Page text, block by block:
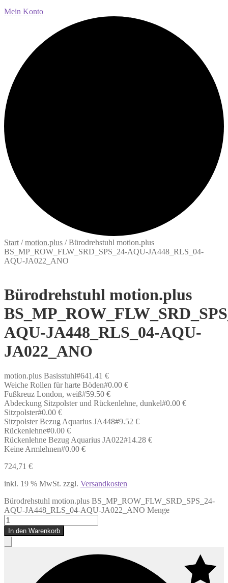
Mein Konto
Start /motion.plus /Bürodrehstuhl motion.plus
BS_MP_ROW_FLW_SRD_SPS_24-AQU-JA448_RLS_04-
AQU-JA022_ANO
Bürodrehstuhl motion.plus
AQU-JA448_RLS_04-AQU-
JA022_ANO
motion.plus Basisstuhl#641.41 €
Weiche Rollen für harte Böden#0.00 €
Fußkreuz London, weiß#59.50 €
Abdeckung Sitzpolster und Rückenlehne, dunkel#0.00 €
Sitzpolster#0.00 €
Sitzpolster Bezug Aquarius JA448#9.52 €
Rückenlehne#0.00 €
Rückenlehne Bezug Aquarius JA022#14.28 €
Keine Armlehnen#0.00 €
724,71 €
inkl. 19 % MwSt. zzgl. Versandkosten
Bürodrehstuhl motion.plus BS_MP_ROW_FLW_SRD_SPS_24-
AQU-JA448_RLS_04-AQU-JA022_ANO Menge
In den Warenkorb